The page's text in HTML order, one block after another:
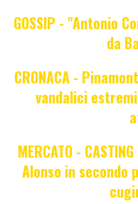
GOSSIP - "Antonio
da
CRONACA -
vandalici
MERCATO -
Alonso in secondo